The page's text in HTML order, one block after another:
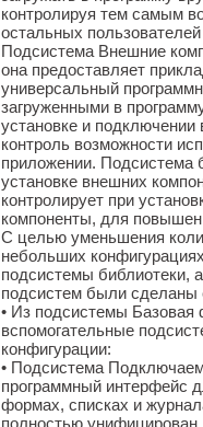
контролируя тем самым
остальных
Подсистема Внешние
она предоставляет
универсальный
загруженными в
установке и
контроль возможности
приложении. Подсистема
установке внешних
контролирует при
компоненты, для
С целью уменьшения
небольших
подсистемы библиотеки,
подсистем были
• Из подсистемы
вспомогательные
конфигурации:
• Подсистема
программный интерфейс
формах, списках и
полностью